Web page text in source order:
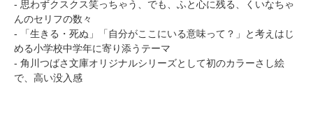
- 思わずクスクス笑っちゃう、でも、ふと心に残る、くいなちゃ
んのセリフの数々
- 「生きる・死ぬ」「自分がここにいる意味って？」と考えはじ
める小学校中学年に寄り添うテーマ
- 角川つばさ文庫オリジナルシリーズとして初のカラーさし絵
で、高い没入感